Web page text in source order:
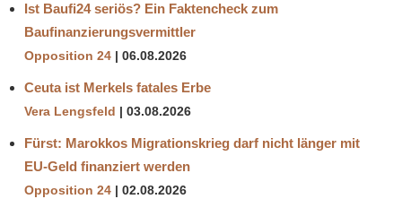
Ist Baufi24 seriös? Ein Faktencheck zum
Baufinanzierungsvermittler
Opposition 24 06.08.2026
Ceuta ist Merkels fatales Erbe
Vera Lengsfeld 03.08.2026
Fürst: Marokkos Migrationskrieg darf nicht länger mit
EU-Geld finanziert werden
Opposition 24 02.08.2026